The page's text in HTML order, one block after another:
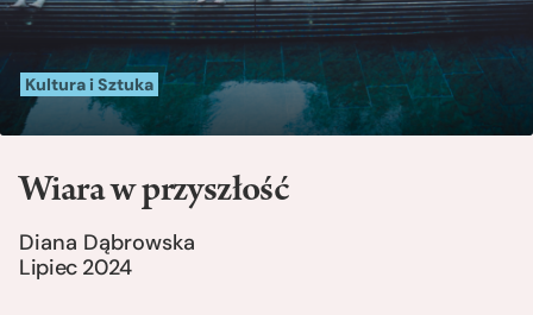
Kultura i Sztuka
Wiara w przyszłość
Diana Dąbrowska
Lipiec 2024